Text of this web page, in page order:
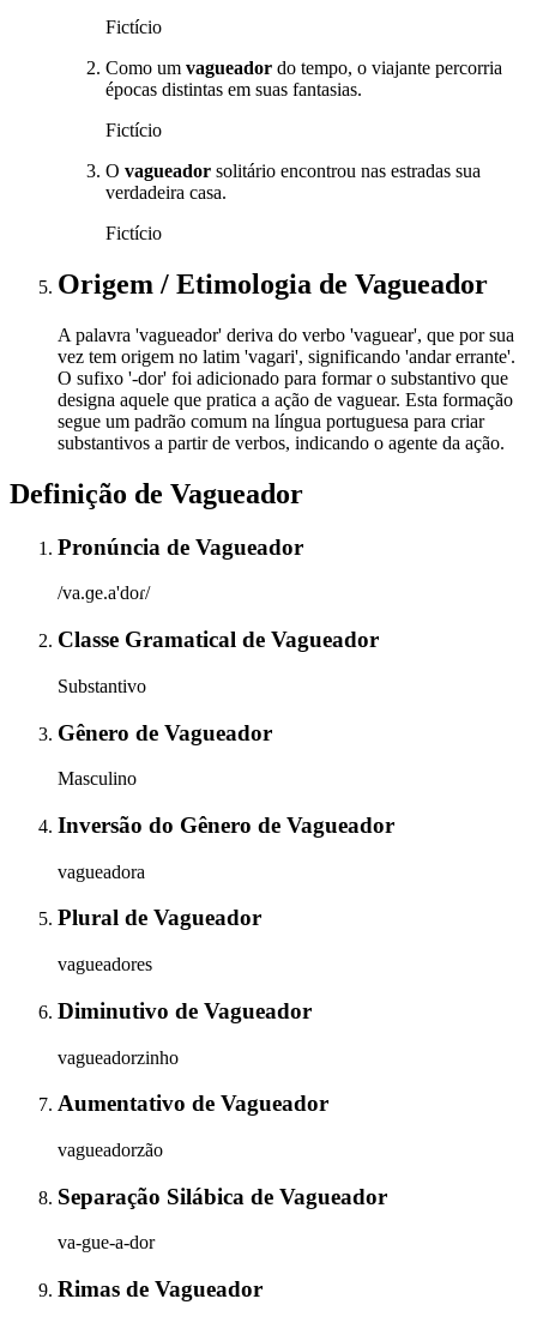
Fictício
Como um vagueador do tempo, o viajante percorria
épocas distintas em suas fantasias.
Fictício
O vagueador solitário encontrou nas estradas sua
verdadeira casa.
Fictício
Origem / Etimologia de Vagueador
A palavra 'vagueador' deriva do verbo 'vaguear', que por sua
vez tem origem no latim 'vagari', significando 'andar errante'.
O sufixo '-dor' foi adicionado para formar o substantivo que
designa aquele que pratica a ação de vaguear. Esta formação
segue um padrão comum na língua portuguesa para criar
substantivos a partir de verbos, indicando o agente da ação.
Definição de Vagueador
Pronúncia de Vagueador
/va.ɡe.a'doɾ/
Classe Gramatical de Vagueador
Substantivo
Gênero de Vagueador
Masculino
Inversão do Gênero de Vagueador
vagueadora
Plural de Vagueador
vagueadores
Diminutivo de Vagueador
vagueadorzinho
Aumentativo de Vagueador
vagueadorzão
Separação Silábica de Vagueador
va-gue-a-dor
Rimas de Vagueador